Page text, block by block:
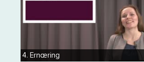
4. Ernæring